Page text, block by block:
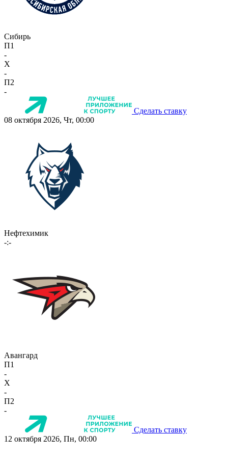
Сибирь
П1
-
X
-
П2
-
Сделать ставку
08 октября 2026, Чт, 00:00
Нефтехимик
-:-
Авангард
П1
-
X
-
П2
-
Сделать ставку
12 октября 2026, Пн, 00:00